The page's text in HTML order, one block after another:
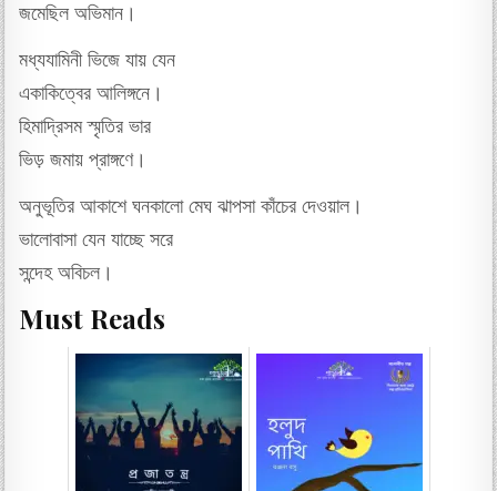
জমেছিল অভিমান।
মধ্যযামিনী ভিজে যায় যেন
একাকিত্বের আলিঙ্গনে।
হিমাদ্রিসম স্মৃতির ভার
ভিড় জমায় প্রাঙ্গণে।
অনুভূতির আকাশে ঘনকালো মেঘ ঝাপসা কাঁচের দেওয়াল।
ভালোবাসা যেন যাচ্ছে সরে
সন্দেহ অবিচল।
Must Reads